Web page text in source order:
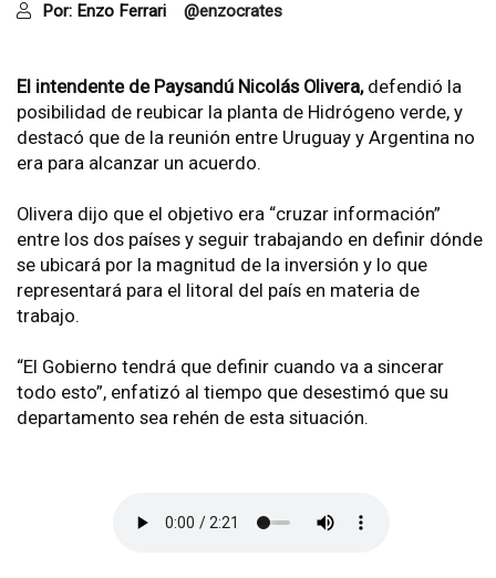
Por: Enzo Ferrari @enzocrates
El intendente de Paysandú Nicolás Olivera, defendió la
posibilidad de reubicar la planta de Hidrógeno verde, y
destacó que de la reunión entre Uruguay y Argentina no
era para alcanzar un acuerdo.
Olivera dijo que el objetivo era “cruzar información”
entre los dos países y seguir trabajando en definir dónde
se ubicará por la magnitud de la inversión y lo que
representará para el litoral del país en materia de
trabajo.
“El Gobierno tendrá que definir cuando va a sincerar
todo esto”, enfatizó al tiempo que desestimó que su
departamento sea rehén de esta situación.